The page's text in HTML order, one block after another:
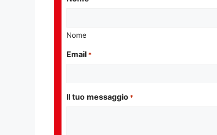
Nome
Email *
Il tuo messaggio *